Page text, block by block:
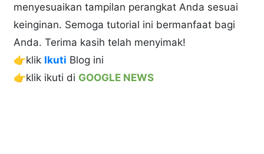
menyesuaikan tampilan perangkat Anda sesuai
keinginan. Semoga tutorial ini bermanfaat bagi
Anda. Terima kasih telah menyimak!
👉klik Ikuti Blog ini
👉klik ikuti di GOOGLE NEWS